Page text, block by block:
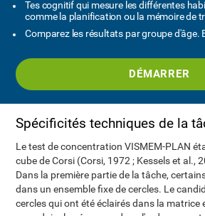
Tes cognitif qui mesure les différentes
comme la planification ou la mémoire de
Comparez les résultats par groupe d'âge.
DÉMARRER
Spécificités techniques de la
Le test de concentration VISMEM-PLAN
cube de Corsi (Corsi, 1972 ; Kessels et al.,
Dans la première partie de la tâche,
dans un ensemble fixe de cercles. Le
cercles qui ont été éclairés dans la matrice